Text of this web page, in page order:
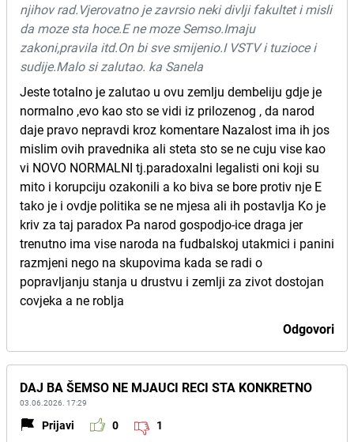
njihov rad.Vjerovatno je zavrsio neki divlji fakultet i misli
da moze sta hoce.E ne moze Semso.Imaju
zakoni,pravila itd.On bi sve smijenio.I VSTV i tuzioce i
sudije.Malo si zalutao. ka Sanela
Jeste totalno je zalutao u ovu zemlju dembeliju gdje je
normalno ,evo kao sto se vidi iz prilozenog , da narod
daje pravo nepravdi kroz komentare Nazalost ima ih jos
mislim ovih pravednika ali steta sto se ne cuju vise kao
vi NOVO NORMALNI tj.paradoxalni legalisti oni koji su
mito i korupciju ozakonili a ko biva se bore protiv nje E
tako je i ovdje politika se ne mjesa ali ih postavlja Ko je
kriv za taj paradox Pa narod gospodjo-ice draga jer
trenutno ima vise naroda na fudbalskoj utakmici i panini
razmjeni nego na skupovima kada se radi o
popravljanju stanja u drustvu i zemlji za zivot dostojan
covjeka a ne roblja
Odgovori
DAJ BA ŠEMSO NE MJAUCI RECI STA KONKRETNO
03.06.2026. 17:29
Prijavi 0 1